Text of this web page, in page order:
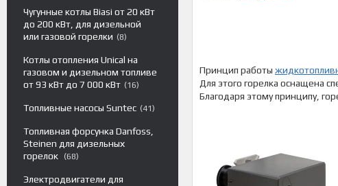
Чугунные котлы Biasi от 20 кВт
до 200 кВт, для дизельной
или газовой горелки
8
Котлы отопления Unical на
газовом и дизельном топливе
от 93 кВт до 7 000 кВт
16
Топливные насосы Suntec 41
Топливная форсунка Danfoss,
Steinen для дизельных
горелок
68
Электродвигатели для
Принцип работы
Для этого горелка оснащена
Благодаря этому принципу,